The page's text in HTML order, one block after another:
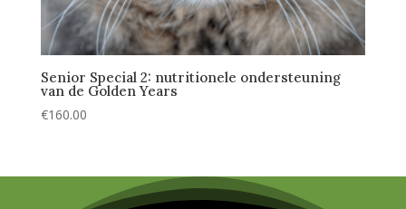
Senior Special 2: nutritionele ondersteuning
van de Golden Years
€160.00